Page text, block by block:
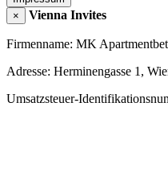
×
Vienna Invites
Firmenname: MK
Adresse: Herminengasse 1,
Umsatzsteuer-